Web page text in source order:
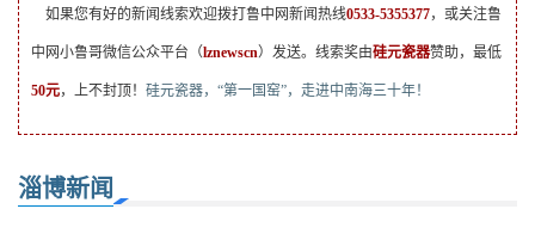
如果您有好的新闻线索欢迎拨打鲁中网新闻热线0533-5355377，或关注鲁
中网小鲁哥微信公众平台（lznewscn）发送。线索奖由硅元瓷器赞助，最低
50元，上不封顶！ 硅元瓷器，“第一国窑”，走进中南海三十年！
淄博新闻